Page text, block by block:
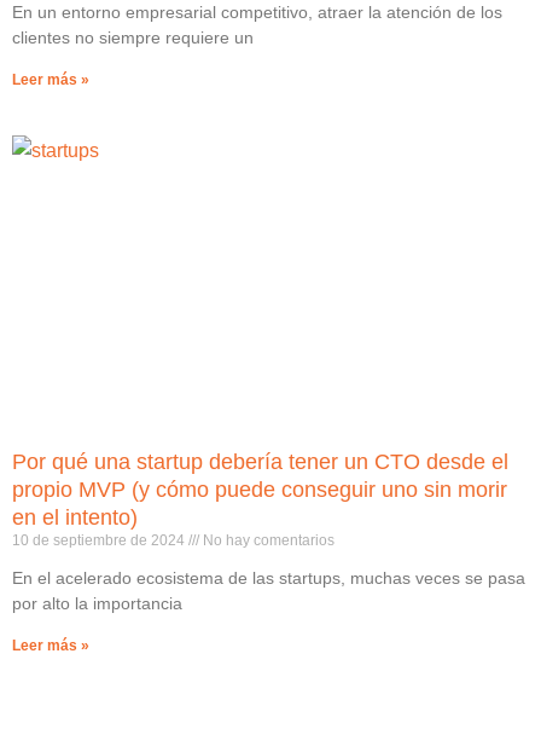
En un entorno empresarial competitivo, atraer la atención de los
clientes no siempre requiere un
Leer más »
Por qué una startup debería tener un CTO desde el
propio MVP (y cómo puede conseguir uno sin morir
en el intento)
10 de septiembre de 2024 No hay comentarios
En el acelerado ecosistema de las startups, muchas veces se pasa
por alto la importancia
Leer más »